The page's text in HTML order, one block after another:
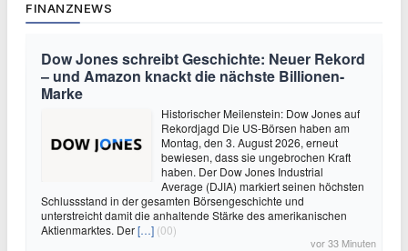
FINANZNEWS
Dow Jones schreibt Geschichte: Neuer Rekord
– und Amazon knackt die nächste Billionen-
Marke
Historischer Meilenstein: Dow Jones auf
Rekordjagd Die US-Börsen haben am
Montag, den 3. August 2026, erneut
bewiesen, dass sie ungebrochen Kraft
haben. Der Dow Jones Industrial
Average (DJIA) markiert seinen höchsten
Schlussstand in der gesamten Börsengeschichte und
unterstreicht damit die anhaltende Stärke des amerikanischen
Aktienmarktes. Der[…] (00)
vor 33 Minuten